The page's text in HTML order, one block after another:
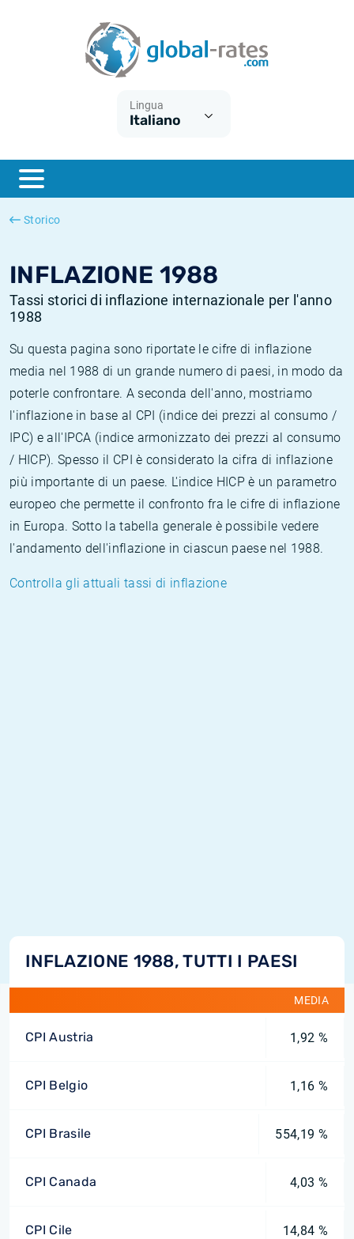
Lingua
Italiano
Storico
INFLAZIONE 1988
Tassi storici di inflazione internazionale per l'anno
1988
Su questa pagina sono riportate le cifre di inflazione
media nel 1988 di un grande numero di paesi, in modo da
poterle confrontare. A seconda dell'anno, mostriamo
l'inflazione in base al CPI (indice dei prezzi al consumo /
IPC) e all'IPCA (indice armonizzato dei prezzi al consumo
/ HICP). Spesso il CPI è considerato la cifra di inflazione
più importante di un paese. L'indice HICP è un parametro
europeo che permette il confronto fra le cifre di inflazione
in Europa. Sotto la tabella generale è possibile vedere
l'andamento dell'inflazione in ciascun paese nel 1988.
Controlla gli attuali tassi di inflazione
INFLAZIONE 1988, TUTTI I PAESI
MEDIA
CPI Austria 1,92 %
CPI Belgio 1,16 %
CPI Brasile 554,19 %
CPI Canada 4,03 %
CPI Cile 14,84 %
ESTER
SONIA
Cos'è l'inflazione CPI?
Cos'è l'inflazione HICP?
Inflazione Italia
Inflazione Stati Uniti
Tassi storici Euribor
Tassi storici di SONIA
Tassi storici di TONAR
Calcolatore dell’inflazione